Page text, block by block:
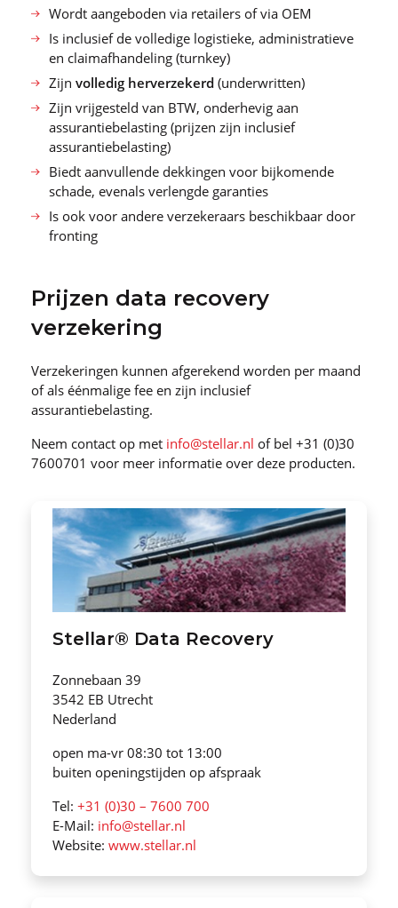
Wordt aangeboden via retailers of via OEM
Is inclusief de volledige logistieke, administratieve
en claimafhandeling (turnkey)
Zijnvolledig herverzekerd (underwritten)
Zijn vrijgesteld van BTW, onderhevig aan
assurantiebelasting (prijzen zijn inclusief
assurantiebelasting)
Biedt aanvullende dekkingen voor bijkomende
schade, evenals verlengde garanties
Is ook voor andere verzekeraars beschikbaar door
fronting
Prijzen data recovery
verzekering
Verzekeringen kunnen afgerekend worden per maand
of als éénmalige fee en zijn inclusief
assurantiebelasting.
Neem contact op met info@stellar.nl of bel +31 (0)30
7600701 voor meer informatie over deze producten.
Stellar® Data Recovery
Zonnebaan 39
3542 EB Utrecht
Nederland
open ma-vr 08:30 tot 13:00
buiten openingstijden op afspraak
Tel:+31 (0)30 – 7600 700
E-Mail: info@stellar.nl
Website:www.stellar.nl